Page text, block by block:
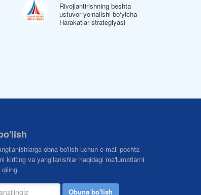
Rivojlantirishning beshta
ustuvor yo‘nalishi bo‘yicha
Harakatlar strategiyasi
obna bo'lish uchun e-mail pochta
kiriting va yangilanishlar haqidagi ma'lumotlarni
Obuna bo'lish